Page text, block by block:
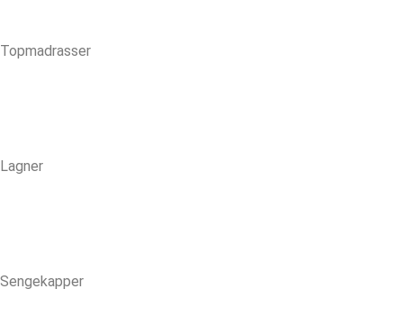
Topmadrasser
Lagner
Sengekapper